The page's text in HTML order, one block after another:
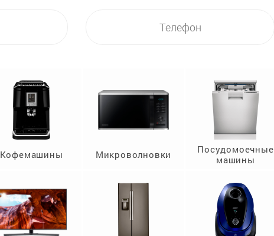
Кофемашины Микроволновки
Посудомоечные
машины